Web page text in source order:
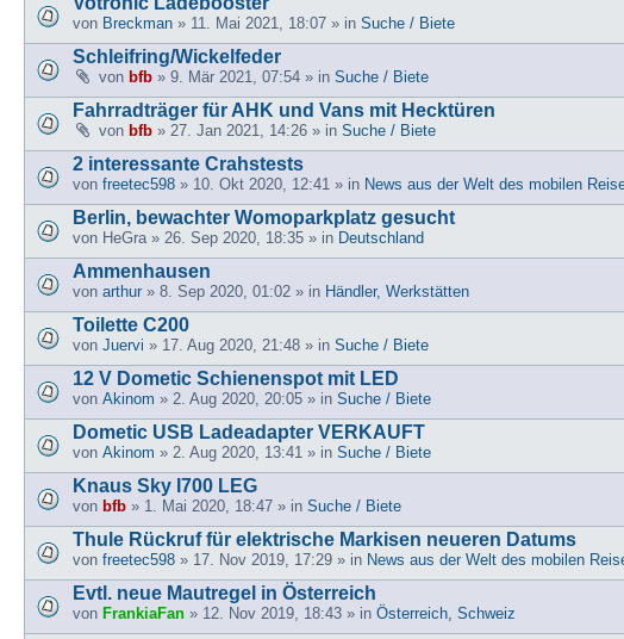
von Breckman » 11. Mai 2021, 18:07 » in Suche / Biete
Schleifring/Wickelfeder
von bfb » 9. Mär 2021, 07:54 » in Suche / Biete
Fahrradträger für AHK und Vans mit Hecktüren
von bfb » 27. Jan 2021, 14:26 » in Suche / Biete
2 interessante Crahstests
von freetec598 » 10. Okt 2020, 12:41 » in News aus der Welt des mobilen
Berlin, bewachter Womoparkplatz gesucht
von HeGra» 26. Sep 2020, 18:35 » in Deutschland
Ammenhausen
von arthur » 8. Sep 2020, 01:02 » in Händler, Werkstätten
Toilette C200
von Juervi » 17. Aug 2020, 21:48 » in Suche / Biete
12 V Dometic Schienenspot mit LED
von Akinom » 2. Aug 2020, 20:05 » in Suche / Biete
Dometic USB Ladeadapter VERKAUFT
von Akinom » 2. Aug 2020, 13:41 » in Suche / Biete
Knaus Sky I700 LEG
von bfb » 1. Mai 2020, 18:47 » in Suche / Biete
Thule Rückruf für elektrische Markisen neueren Datums
von freetec598 » 17. Nov 2019, 17:29 » in News aus der Welt des mobilen
Evtl. neue Mautregel in Österreich
von FrankiaFan » 12. Nov 2019, 18:43 » in Österreich, Schweiz